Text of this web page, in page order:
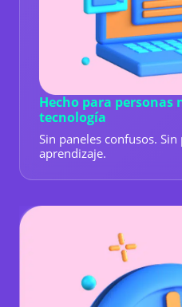
Hecho para personas
tecnología
Sin paneles confusos.
aprendizaje.